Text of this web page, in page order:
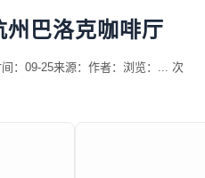
州巴洛克咖啡厅
：09-25来源： 作者： 浏览： ... 次